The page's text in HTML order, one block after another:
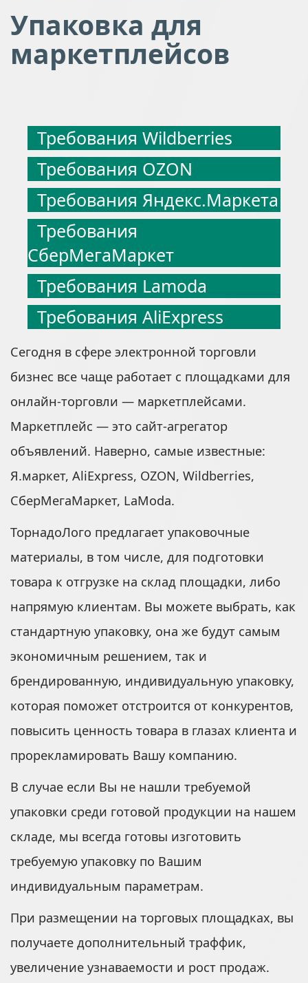
Упаковка для
маркетплейсов
Требования Wildberries
Требования OZON
Требования Яндекс.Маркета
Требования
СберМегаМаркет
Требования Lamoda
Требования AliExpress
Сегодня в сфере электронной торговли
бизнес все чаще работает с площадками для
онлайн-торговли — маркетплейсами.
Маркетплейс — это сайт-агрегатор
объявлений. Наверно, самые известные:
Я.маркет, AliExpress, OZON, Wildberries,
СберМегаМаркет, LaModa.
ТорнадоЛого предлагает упаковочные
материалы, в том числе, для подготовки
товара к отгрузке на склад площадки, либо
напрямую клиентам. Вы можете выбрать, как
стандартную упаковку, она же будут самым
экономичным решением, так и
брендированную, индивидуальную упаковку,
которая поможет отстроится от конкурентов,
повысить ценность товара в глазах клиента и
прорекламировать Вашу компанию.
В случае если Вы не нашли требуемой
упаковки среди готовой продукции на нашем
складе, мы всегда готовы изготовить
требуемую упаковку по Вашим
индивидуальным параметрам.
При размещении на торговых площадках, вы
получаете дополнительный траффик,
увеличение узнаваемости и рост продаж.